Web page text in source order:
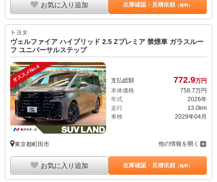
お気に入り追加 在庫確認・見積依頼（無料）
トヨタ
ヴェルファイア ハイブリッド 2.5 Zプレミア 禁煙車 ガラスルー
フ ユニバーサルステップ
オススメNo.4 支払総額 772.9万円
本体価格
758. 7万円
年式
2026年
走行
13.0km
車検
2029年04月
東京都町田市 他の情報を開く
お気に入り追加 在庫確認・見積依頼（無料）